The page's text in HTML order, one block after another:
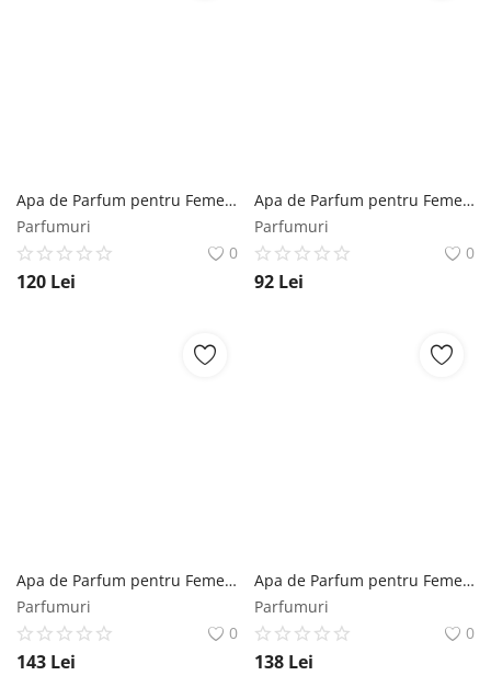
Apa de Parfum pentru Femei - Maison Alhambra EDP Victoria Flower Orchid, 100 ml Maison Alhambra
Parfumuri
0
120 Lei
Apa de Parfum pentru Femei - Maison Alhambra EDP Narissa Ambre, 100 ml Maison Alhambra
Parfumuri
0
92 Lei
Apa de Parfum pentru Femei - Maison Alhambra EDP Glacier Bella, 100 ml Maison Alhambra
Parfumuri
0
143 Lei
Apa de Parfum pentru Femei - Lattafa Perfumes EDP Thameen Musk Collection – So Poudree, 100 ml Lattafa
Parfumuri
0
138 Lei